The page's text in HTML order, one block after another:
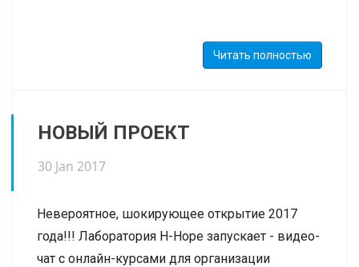
Праздничные дни- теперь в
разделе Настройки - Компания можно задать
аудиториям и преподавателям - мы сделали
сетки. При выключенном режиме недели -
появилась возможность видеть список
Читать полностью
НОВЫЙ ПРОЕКТ
30 Jan 2017
Невероятное, шокирующее открытие 2017
года!!! Лаборатория H-Hope запускает - видео-
чат с онлайн-курсами для организации